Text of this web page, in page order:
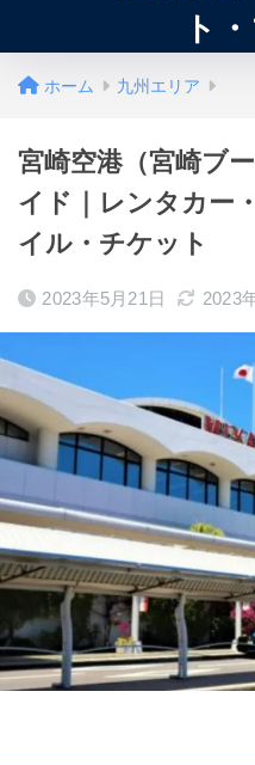
ト
ホーム 九州エリア
宮崎空港（宮崎ブ
イド｜レンタカー
イル・チケット
2023年5月21日 2023